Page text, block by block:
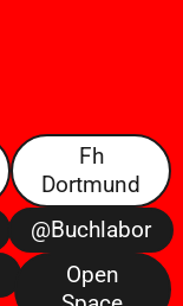
Fh
Dortmund
@buchlabor
Open